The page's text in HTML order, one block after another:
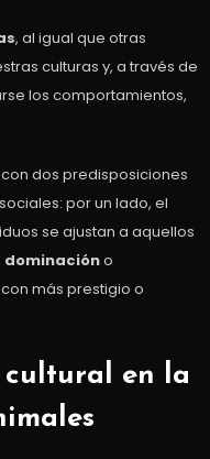
, al igual que otras
culturas y, a través de
los comportamientos,
dos predisposiciones
por un lado, el
se ajustan a aquellos
dominacióno
más prestigio o
cultural en la